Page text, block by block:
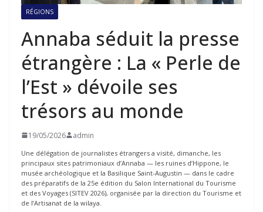
RÉGIONS
Annaba séduit la presse
étrangère : La « Perle de
l’Est » dévoile ses
trésors au monde
19/05/2026 admin
Une délégation de journalistes étrangers a visité, dimanche, les
principaux sites patrimoniaux d’Annaba — les ruines d’Hippone, le
musée archéologique et la Basilique Saint-Augustin — dans le cadre
des préparatifs de la 25e édition du Salon International du Tourisme
et des Voyages (SITEV 2026), organisée par la direction du Tourisme et
de l’Artisanat de la wilaya.